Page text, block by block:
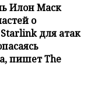
Илон Маск
о
для атак
пишет The